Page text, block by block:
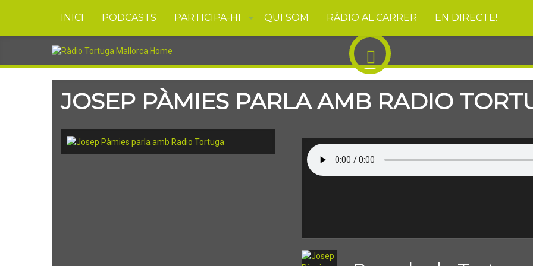
INICI PODCASTS PARTICIPA-HI QUI SOM RÀDIO AL CARRER EN DIRECTE!
JOSEP PÀMIES PARLA AMB RADIO